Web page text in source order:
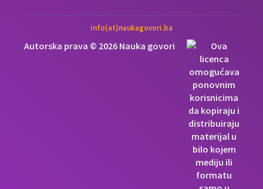
info(at)naukagovori.ba
Autorska prava © 2026 Nauka govori